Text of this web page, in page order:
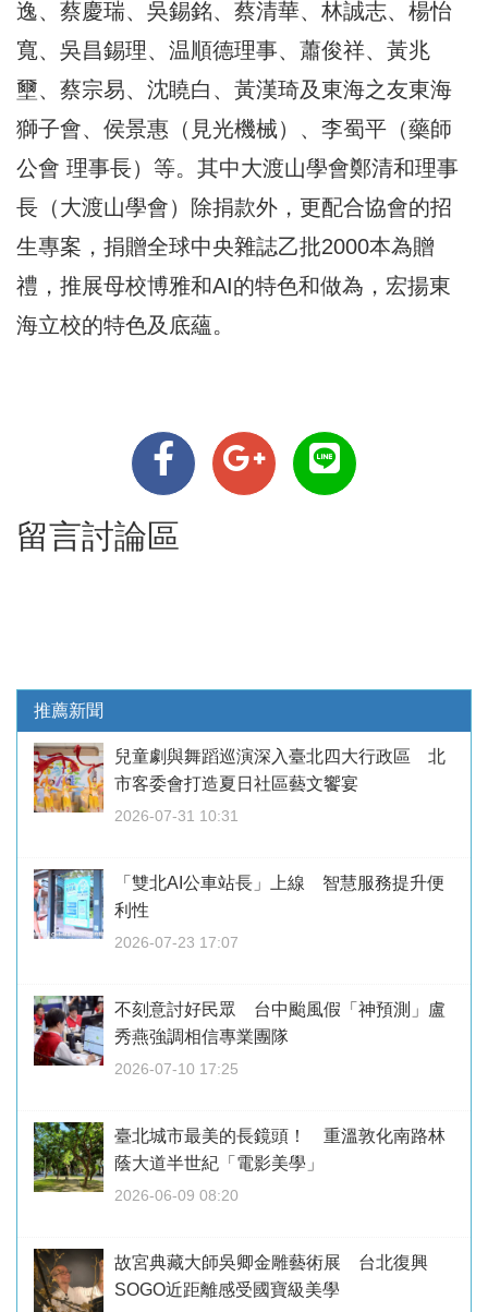
逸、蔡慶瑞、吳錫銘、蔡清華、林誠志、楊怡
寬、吳昌錫理、温順德理事、蕭俊祥、黃兆
壐、蔡宗易、沈䁱白、黃漢琦及東海之友東海
獅子會、侯景惠（見光機械）、李蜀平（藥師
公會 理事長）等。其中大渡山學會鄭清和理事
長（大渡山學會）除捐款外，更配合協會的招
生專案，捐贈全球中央雜誌乙批2000本為贈
禮，推展母校博雅和AI的特色和做為，宏揚東
海立校的特色及底蘊。
留言討論區
推薦新聞
兒童劇與舞蹈巡演深入臺北四大行政區 北
市客委會打造夏日社區藝文饗宴
2026-07-31 10:31
「雙北AI公車站長」上線 智慧服務提升便
利性
2026-07-23 17:07
不刻意討好民眾 台中颱風假「神預測」盧
秀燕強調相信專業團隊
2026-07-10 17:25
臺北城市最美的長鏡頭！ 重溫敦化南路林
蔭大道半世紀「電影美學」
2026-06-09 08:20
故宮典藏大師吳卿金雕藝術展 台北復興
SOGO近距離感受國寶級美學